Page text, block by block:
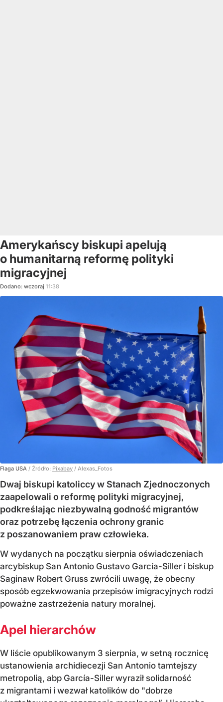
Amerykańscy biskupi apelują
o humanitarną reformę polityki
migracyjnej
Dodano: wczoraj 11:38
Flaga USA / Źródło: Pixabay / Alexas_Fotos
Dwaj biskupi katoliccy w Stanach Zjednoczonych
zaapelowali o reformę polityki migracyjnej,
podkreślając niezbywalną godność migrantów
oraz potrzebę łączenia ochrony granic
z poszanowaniem praw człowieka.
W wydanych na początku sierpnia oświadczeniach
arcybiskup San Antonio Gustavo García-Siller i biskup
Saginaw Robert Gruss zwrócili uwagę, że obecny
sposób egzekwowania przepisów imigracyjnych rodzi
poważne zastrzeżenia natury moralnej.
Apel hierarchów
W liście opublikowanym 3 sierpnia, w setną rocznicę
ustanowienia archidiecezji San Antonio tamtejszy
metropolią, abp García-Siller wyraził solidarność
z migrantami i wezwał katolików do "dobrze